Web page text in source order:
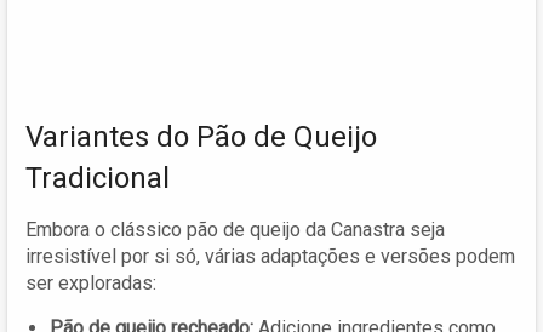
Variantes do Pão de Queijo
Tradicional
Embora o clássico pão de queijo da Canastra seja
irresistível por si só, várias adaptações e versões podem
ser exploradas:
Pão de queijo recheado: Adicione ingredientes como